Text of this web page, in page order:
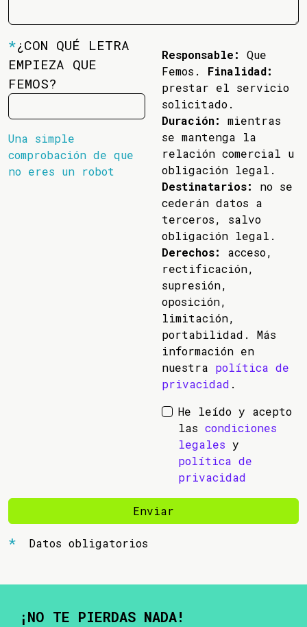
*¿CON QUÉ LETRA
EMPIEZA QUE
FEMOS?
Una simple
comprobación de que
no eres un robot
Responsable:
Que
Femos. Finalidad:
prestar el servicio
solicitado.
Duración:
mientras
se mantenga la
relación comercial u
obligación legal.
Destinatarios:
no se
cederán datos a
terceros, salvo
obligación legal.
Derechos:
acceso,
rectificación,
supresión,
oposición,
limitación,
portabilidad. Más
información en
nuestra política de
privacidad .
He leído y acepto
las condiciones
legales y
política de
privacidad
Enviar
Datos obligatorios
¡NO TE PIERDAS NADA!